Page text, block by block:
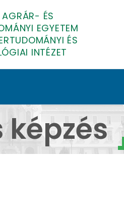
ÉS
EGYETEM
ÉS
INTÉZET
és
képzés